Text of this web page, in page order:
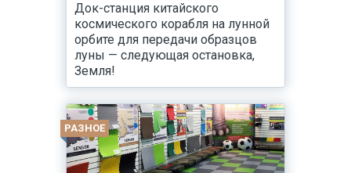
Док-станция китайского
космического корабля на лунной
орбите для передачи образцов
луны — следующая остановка,
Земля!
РАЗНОЕ